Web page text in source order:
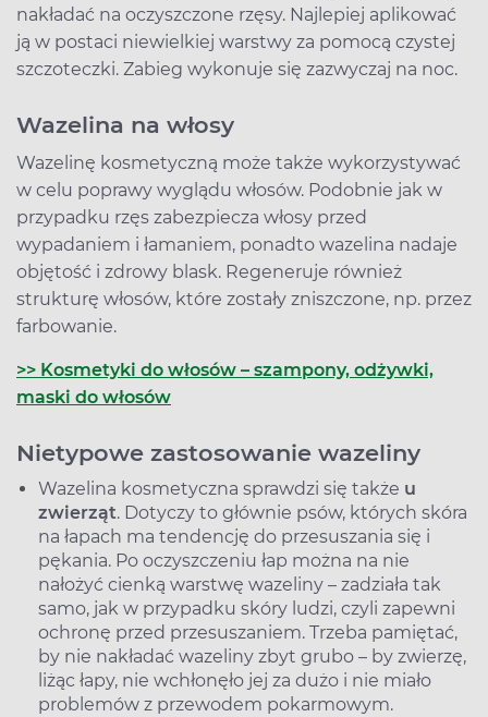
nakładać na oczyszczone rzęsy. Najlepiej aplikować
ją w postaci niewielkiej warstwy za pomocą czystej
szczoteczki. Zabieg wykonuje się zazwyczaj na noc.
Wazelina na włosy
Wazelinę kosmetyczną może także wykorzystywać
w celu poprawy wyglądu włosów. Podobnie jak w
przypadku rzęs zabezpiecza włosy przed
wypadaniem i łamaniem, ponadto wazelina nadaje
objętość i zdrowy blask. Regeneruje również
strukturę włosów, które zostały zniszczone, np. przez
farbowanie.
>> Kosmetyki do włosów – szampony, odżywki,
maski do włosów
Nietypowe zastosowanie wazeliny
Wazelina kosmetyczna sprawdzi się także u
zwierząt. Dotyczy to głównie psów, których skóra
na łapach ma tendencję do przesuszania się i
pękania. Po oczyszczeniu łap można na nie
nałożyć cienką warstwę wazeliny – zadziała tak
samo, jak w przypadku skóry ludzi, czyli zapewni
ochronę przed przesuszaniem. Trzeba pamiętać,
by nie nakładać wazeliny zbyt grubo – by zwierzę,
liżąc łapy, nie wchłonęło jej za dużo i nie miało
problemów z przewodem pokarmowym.